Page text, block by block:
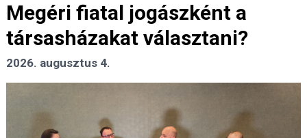
Megéri fiatal jogászként a
társasházakat választani?
2026. augusztus 4.